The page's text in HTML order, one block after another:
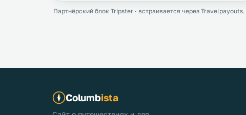
Партнёрский блок Tripster · встраивается через Travelpayouts.
Columbista